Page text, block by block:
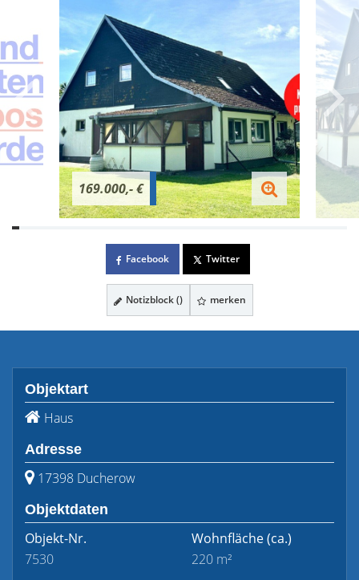
169.000,- €
Facebook Twitter
Notizblock () merken
Objektart
Haus
Adresse
17398 Ducherow
Objektdaten
Objekt-Nr.
7530
Wohnfläche(ca.)
220 m²